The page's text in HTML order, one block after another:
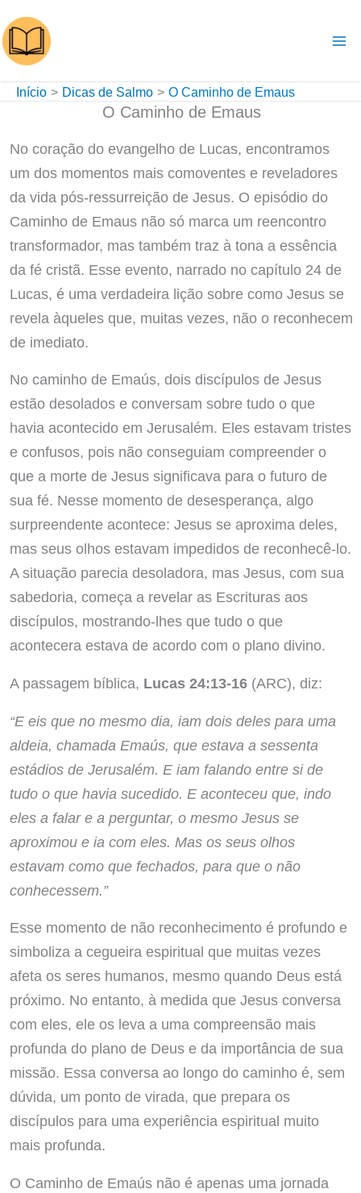
para
o
conteúdo
Início Dicas de Salmo O Caminho de Emaus
O Caminho de Emaus
No coração do evangelho de Lucas, encontramos
um dos momentos mais comoventes e reveladores
da vida pós-ressurreição de Jesus. O episódio do
Caminho de Emaus não só marca um reencontro
transformador, mas também traz à tona a essência
da fé cristã. Esse evento, narrado no capítulo 24 de
Lucas, é uma verdadeira lição sobre como Jesus se
revela àqueles que, muitas vezes, não o reconhecem
de imediato.
No caminho de Emaús, dois discípulos de Jesus
estão desolados e conversam sobre tudo o que
havia acontecido em Jerusalém. Eles estavam tristes
e confusos, pois não conseguiam compreender o
que a morte de Jesus significava para o futuro de
sua fé. Nesse momento de desesperança, algo
surpreendente acontece: Jesus se aproxima deles,
mas seus olhos estavam impedidos de reconhecê-lo.
A situação parecia desoladora, mas Jesus, com sua
sabedoria, começa a revelar as Escrituras aos
discípulos, mostrando-lhes que tudo o que
acontecera estava de acordo com o plano divino.
A passagem bíblica, Lucas 24:13-16(ARC), diz:
“E eis que no mesmo dia, iam dois deles para uma
aldeia, chamada Emaús, que estava a sessenta
estádios de Jerusalém. E iam falando entre si de
tudo o que havia sucedido. E aconteceu que, indo
eles a falar e a perguntar, o mesmo Jesus se
aproximou e ia com eles. Mas os seus olhos
estavam como que fechados, para que o não
conhecessem.”
Esse momento de não reconhecimento é profundo e
simboliza a cegueira espiritual que muitas vezes
afeta os seres humanos, mesmo quando Deus está
próximo. No entanto, à medida que Jesus conversa
com eles, ele os leva a uma compreensão mais
profunda do plano de Deus e da importância de sua
missão. Essa conversa ao longo do caminho é, sem
dúvida, um ponto de virada, que prepara os
discípulos para uma experiência espiritual muito
mais profunda.
O Caminho de Emaús não é apenas uma jornada